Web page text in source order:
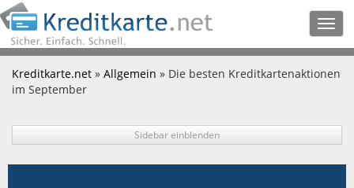
Kreditkarte.net » Allgemein » Die besten Kreditkartenaktionen
im September
Sidebar einblenden